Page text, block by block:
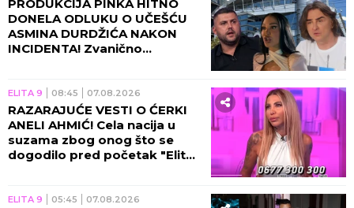
PRODUKCIJA PINKA HITNO
DONELA ODLUKU O UČEŠĆU
ASMINA DURDŽIĆA NAKON
INCIDENTA! Zvanično
pripravnosti!
ELITA 9 08:45 07.08.2026
RAZARAJUĆE VESTI O ĆERKI
ANELI AHMIĆ! Cela nacija u
suzama zbog onog što se
dogodilo pred početak "Elite
ELITA 9 05:45 07.08.2026